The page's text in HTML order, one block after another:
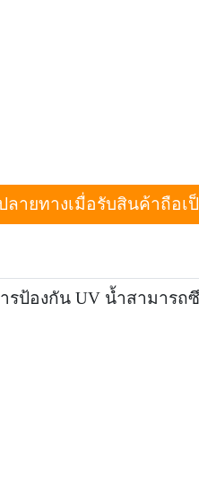
ลายทางเมื่อรับสินค้าถือ
ป้องกัน UV น้ำสามารถ